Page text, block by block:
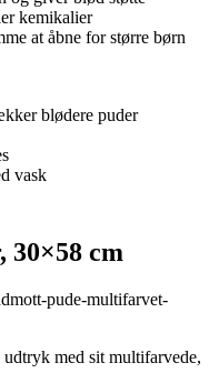
kemikalier
at åbne for større børn
blødere puder
vask
30×58 cm
pude-multifarvet-
udtryk med sit multifarvede,